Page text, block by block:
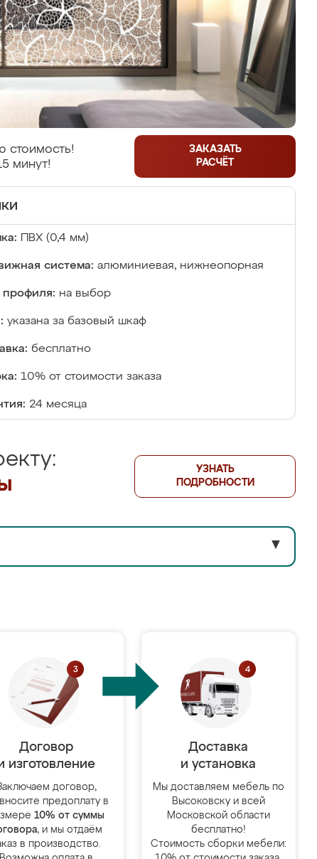
стоимость!
минут!
ЗАКАЗАТЬ
РАСЧЁТ
ПВХ (0,4 мм)
система: алюминиевая, нижнеопорная
профиля: на выбор
указана за базовый шкаф
бесплатно
10% от стоимости заказа
24 месяца
УЗНАТЬ
ПОДРОБНОСТИ
▼
Договор
изготовление
договор,
предоплату в
10% от суммы
, и мы отдаём
в производство.
Доставка
и установка
Мы доставляем мебель по
Высоковску и всей
Московской области
бесплатно!
Стоимость сборки мебели: